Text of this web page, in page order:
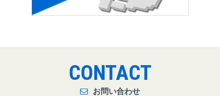
CONTACT
お問い合わせ